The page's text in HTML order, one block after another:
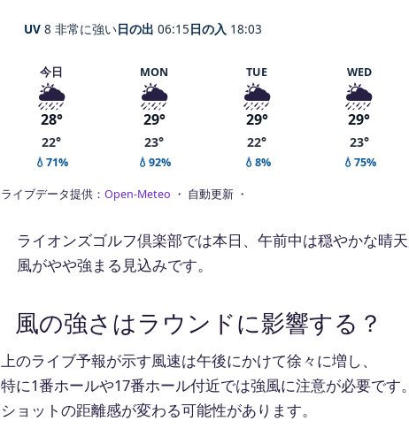
UV 8 非常に強い日の出 06:15日の入 18:03
今日
🌦️
28°
22°
💧71%
MON
🌦️
29°
23°
💧92%
TUE
🌦️
29°
22°
💧8%
WED
🌦️
29°
23°
💧75%
ライブデータ提供： Open-Meteo ・ 自動更新 ・
ライオンズゴルフ倶楽部では本日、午前中は穏やかな晴
風がやや強まる見込みです。
風の強さはラウンドに影響する？
上のライブ予報が示す風速は午後にかけて徐々に増し、
特に1番ホールや17番ホール付近では強風に注意が必要で
ショットの距離感が変わる可能性があります。